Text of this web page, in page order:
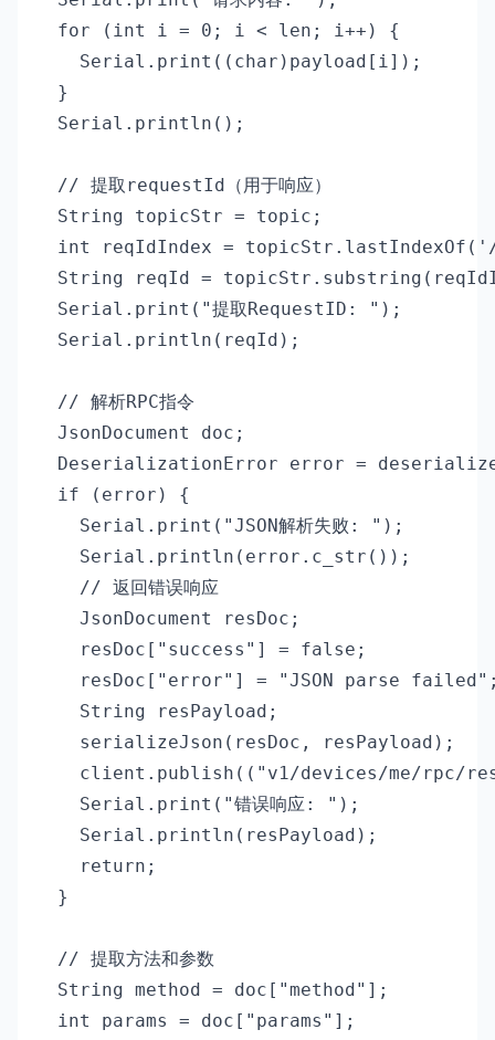
  for (int i = 0; i < len; i++) {
    Serial.print((char)payload[i]);
  }
  Serial.println();
  // 提取requestId（用于响应）
  String topicStr = topic;
int reqIdIndex =
String reqId =
  Serial.print("提取RequestID: ");
  Serial.println(reqId);
  // 解析RPC指令
  JsonDocument doc;
DeserializationError error =
  if (error) {
    Serial.print("JSON解析失败: ");
    Serial.println(error.c_str());
    // 返回错误响应
    JsonDocument resDoc;
    resDoc["success"] = false;
resDoc["error"] = "JSON parse
    String resPayload;
    serializeJson(resDoc, resPayload);
client.publish(("v1/devices/me/rpc/
    Serial.print("错误响应: ");
    Serial.println(resPayload);
    return;
  }
  // 提取方法和参数
  String method = doc["method"];
  int params = doc["params"];